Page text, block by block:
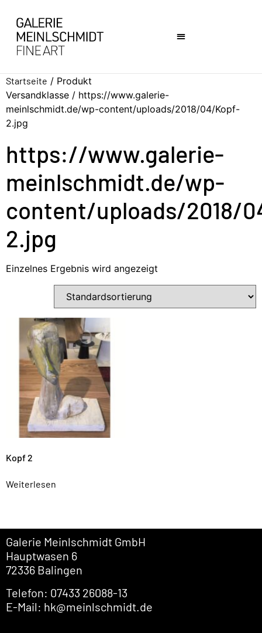
Startseite / Produkt
Versandklasse / https://www.galerie-
meinlschmidt.de/wp-content/uploads/2018/04/Kopf-
2.jpg
https://www.galerie-
meinlschmidt.de/wp-
content/uploads/2018/
2.jpg
Einzelnes Ergebnis wird angezeigt
Kopf 2
Weiterlesen
Galerie Meinlschmidt GmbH
Hauptwasen 6
72336 Balingen
Telefon: 07433 26088-13
E-Mail: hk@meinlschmidt.de